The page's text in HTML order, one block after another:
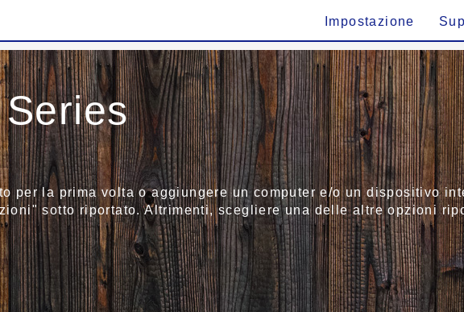
Impostazione
per la prima volta o aggiungere un computer e/o un dispositivo
sotto riportato. Altrimenti, scegliere una delle altre opzioni